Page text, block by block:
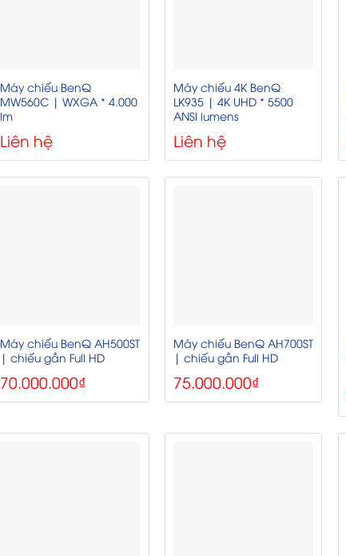
Máy chiếu BenQ
MW560C | WXGA * 4.000
lm
Liên hệ
Máy chiếu 4K BenQ
LK935 | 4K UHD * 5500
ANSI lumens
Liên hệ
Máy chiếu BenQ AH500ST
| chiếu gần Full HD
70.000.000₫
Máy chiếu BenQ AH700ST
| chiếu gần Full HD
75.000.000₫